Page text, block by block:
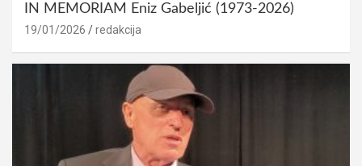
IN MEMORIAM Eniz Gabeljić (1973-2026)
19/01/2026 redakcija